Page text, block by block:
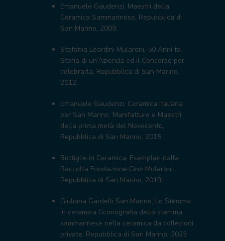
Emanuele Gaudenzi, Maestri della
Ceramica Sammarinese, Repubblica di
San Marino, 2009.
Stefania Leardini Mularoni, 50 Anni fa.
Storia di un’Azienda ed il Concorso per
celebrarla, Repubblica di San Marino,
2012.
Emanuele Gaudenzi, Ceramica Italiana
per San Marino, Manifatture e Maestri
della prima metà del Novecento,
Repubblica di San Marino, 2015.
Bottiglie in Ceramica, Esemplari dalla
Raccolta Fondazione Cino Mularoni,
Repubblica di San Marino, 2019.
Giuliana Gardelli San Marino, Lo Stemma
in ceramica l’iconografia dello stemma
sammarinese nella ceramica da collezioni
private, Repubblica di San Marino, 2023